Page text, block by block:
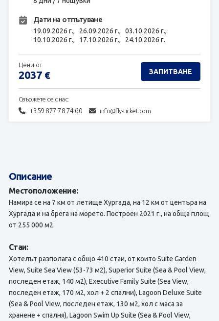
Дати на отпътуване
19.09.2026 г., 26.09.2026 г., 03.10.2026 г.,
10.10.2026 г., 17.10.2026 г., 24.10.2026 г.
Свържете се с нас:
+359 877 78 74 60 info@fly-ticket.com
Цени от
2037 € ЗАПИТВАНЕ
Описание
Местоположение:
Намира се на 7 км от летище Хургада, на 12 км от центъра на
Хургада и на брега на морето. Построен 2021 г., на обща площ
от 255 000 м2.
Стаи:
Хотелът разполага с общо 410 стаи, от които Suite Garden
View, Suite Sea View (53-73 м2), Superior Suite (Sea & Pool View,
последен етаж, 140 м2), Executive Family Suite (Sea View,
последен етаж, 170 м2, хол + 2 спални), Lagoon Deluxe Suite
(Sea & Pool View, последен етаж, 130 м2, хол с маса за
хранене + спалня), Lagoon Swim Up Suite (Sea & Pool View,